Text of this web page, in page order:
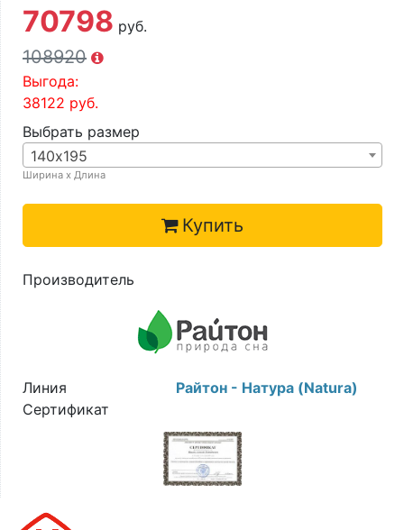
70798 руб.
108920
Выгода:
38122 руб.
Выбрать размер
140х195
Ширина х Длина
Купить
Производитель
Линия
Райтон - Натура (Natura)
Сертификат